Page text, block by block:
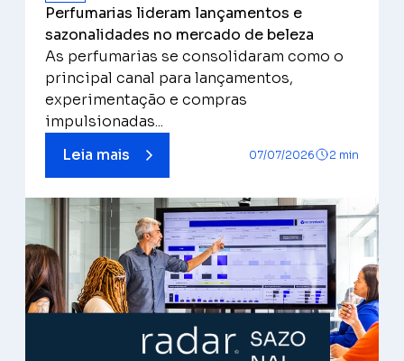
Perfumarias lideram lançamentos e
sazonalidades no mercado de beleza
As perfumarias se consolidaram como o
principal canal para lançamentos,
experimentação e compras
impulsionadas...
Leia mais
07/07/2026 2 min